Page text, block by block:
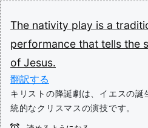
The nativity play is a
performance that tells the
of Jesus.
翻訳する
キリストの降誕劇は、イエスの誕
統的なクリスマスの演技です。